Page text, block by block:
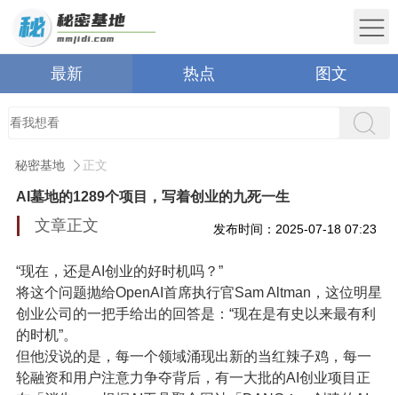
最新 热点 图文
秘密基地 正文
AI墓地的1289个项目，写着创业的九死一生
文章正文 发布时间：2025-07-18 07:23
“现在，还是AI创业的好时机吗？”
将这个问题抛给OpenAI首席执行官Sam Altman，这位明星
创业公司的一把手给出的回答是：“现在是有史以来最有利
的时机”。
但他没说的是，每一个领域涌现出新的当红辣子鸡，每一
轮融资和用户注意力争夺背后，有一大批的AI创业项目正